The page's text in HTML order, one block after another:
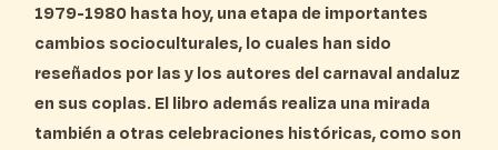
1979-1980 hasta hoy, una etapa de importantes
cambios socioculturales, lo cuales han sido
reseñados por las y los autores del carnaval andaluz
en sus coplas. El libro además realiza una mirada
también a otras celebraciones históricas, como son